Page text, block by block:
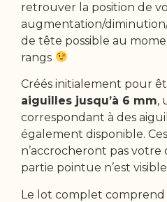
retrouver la position de
augmentation/
de tête possible au
rangs
Créés initialement pour
aiguilles jusqu’à 6 mm,
correspondant à des
également disponible.
n’accrocheront pas
partie pointue n’est
Le lot complet comprend